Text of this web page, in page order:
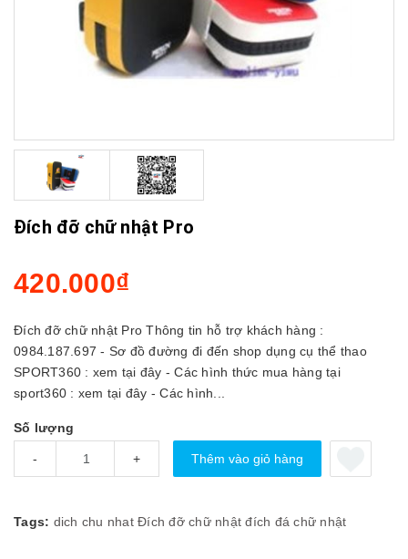
Đích đỡ chữ nhật Pro
420.000₫
Đích đỡ chữ nhật Pro Thông tin hỗ trợ khách hàng :
0984.187.697 - Sơ đồ đường đi đến shop dụng cụ thể thao
SPORT360 : xem tại đây - Các hình thức mua hàng tại
sport360 : xem tại đây - Các hình...
Số lượng
- + Thêm vào giỏ hàng
Tags: dich chu nhat Đích đỡ chữ nhật đích đá chữ nhật